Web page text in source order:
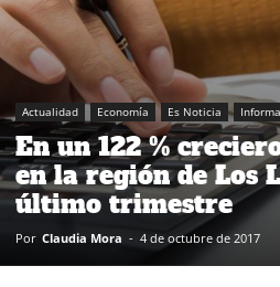
Actualidad Economía Es Noticia
En un 122 %
en la región de Los
último trimestre
Por Claudia Mora - 4 de octubre de 2017